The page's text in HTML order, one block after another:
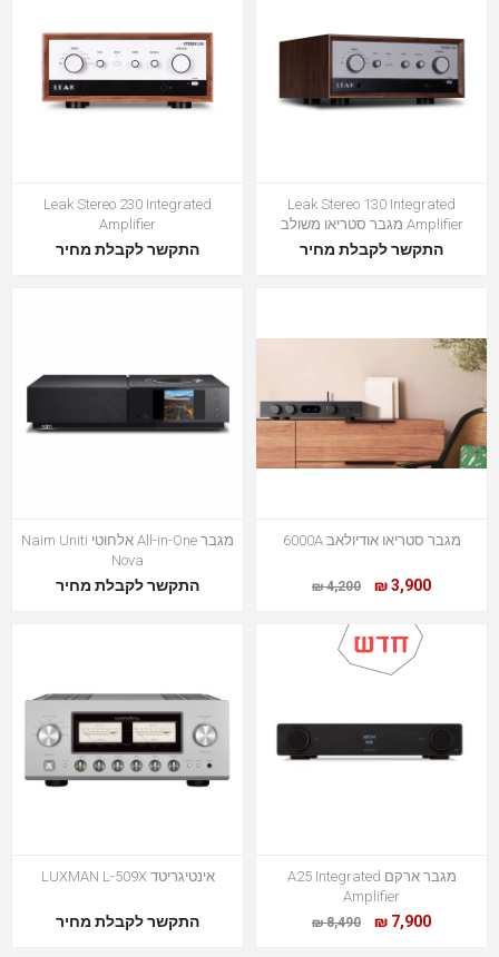
Leak Stereo 130 Integrated
Amplifier מגבר סטריאו משולב
התקשר לקבלת מחיר
Leak Stereo 230 Integrated
Amplifier
התקשר לקבלת מחיר
מגבר סטריאו אודיולאב 6000A
3,900 ₪
4,200 ₪
מגבר All-in-One אלחוטי Naim Uniti
Nova
התקשר לקבלת מחיר
מגבר ארקם A25 Integrated
Amplifier
7,900 ₪
8,490 ₪
אינטיגריטד LUXMAN L-509X
התקשר לקבלת מחיר